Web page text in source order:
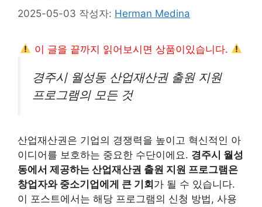
2025-05-03 작성자: Herman Medina
이 글을 끝까지 읽어보시면 상품이있습니다.
경주시 월성동 산업재산권 출원 지원
프로그램의 모든 것
산업재산권은 기업의 경쟁력을 높이고 혁신적인 아
이디어를 보호하는 중요한 수단이에요. 경주시 월성
동에서 제공하는 산업재산권 출원 지원 프로그램은
창업자와 중소기업에게 큰 기회 가 될 수 있습니다.
이 포스트에서는 해당 프로그램의 신청 방법, 사용